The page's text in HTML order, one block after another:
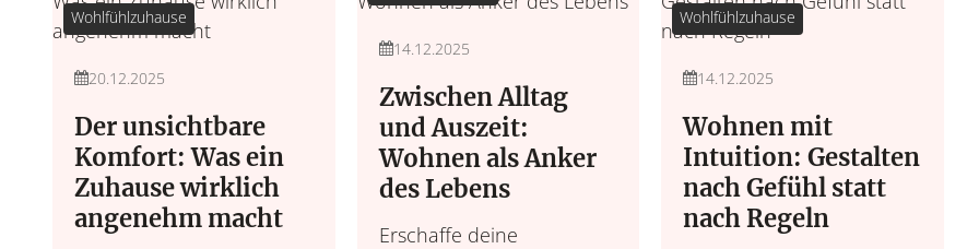
Urban Gardening,
Gesundheit
Work Life Balance,
Wohlfühlzuhause
20.12.2025
Der unsichtbare
Komfort: Was ein
Zuhause wirklich
angenehm macht
14.12.2025
Zwischen Alltag
und Auszeit:
Wohnen als Anker
des Lebens
Erschaffe deine
Wohlfühlzuhause
14.12.2025
Wohnen mit
Intuition: Gestalten
nach Gefühl statt
nach Regeln